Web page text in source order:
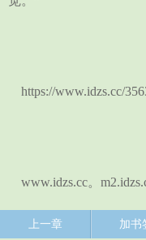
https://www.idzs.cc/
www.idzs.cc。
上一章 加书